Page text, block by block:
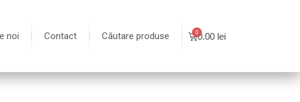
noi Contact Căutare produse 0.00 lei